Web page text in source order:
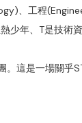
、工程
少年、T是技術
。這是一場關乎